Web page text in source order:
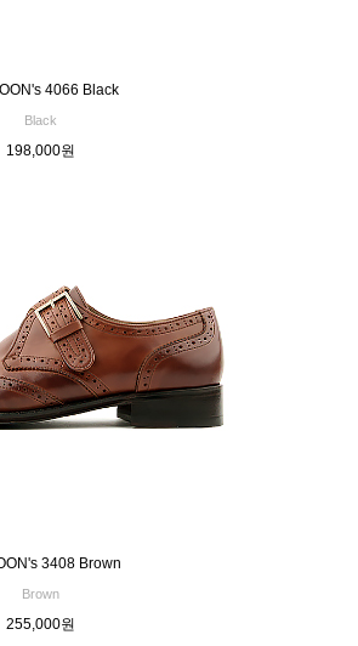
4066 Black
Black
198,000원
3408 Brown
Brown
255,000원